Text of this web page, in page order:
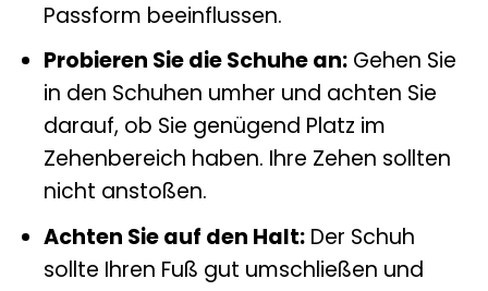
Passform beeinflussen.
Probieren Sie die Schuhe an:Gehen Sie
in den Schuhen umher und achten Sie
darauf, ob Sie genügend Platz im
Zehenbereich haben. Ihre Zehen sollten
nicht anstoßen.
Achten Sie auf den Halt:Der Schuh
sollte Ihren Fuß gut umschließen und